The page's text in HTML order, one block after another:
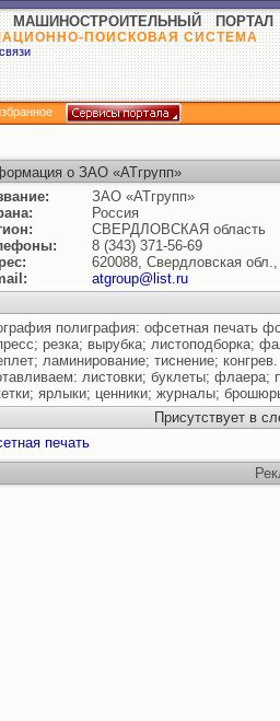
МАШИНОСТРОИТЕЛЬНЫЙ ПОРТАЛ
ПОИСКОВАЯ СИСТЕМА
о ЗАО «АТгрупп»
ЗАО «АТгрупп»
Россия
СВЕРДЛОВСКАЯ область
8 (343) 371-56-69
620088, Свердловская
atgroup@list.ru
полиграфия: офсетная печать
резка; вырубка; листоподборка;
ламинирование; тиснение; конгрев.
листовки; буклеты;
ярлыки; ценники; журналы;
Присутствует в
печать